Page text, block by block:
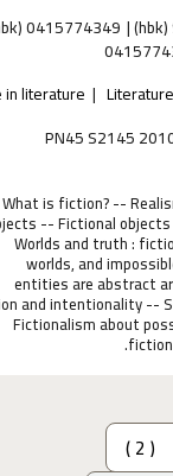
0415774349 (hbk)
literature
PN45 S2145
What is fiction? --
-- Fictional
Worlds and truth :
worlds, and
entities are abstract
and intentionality --
Fictionalism about
( 2 )